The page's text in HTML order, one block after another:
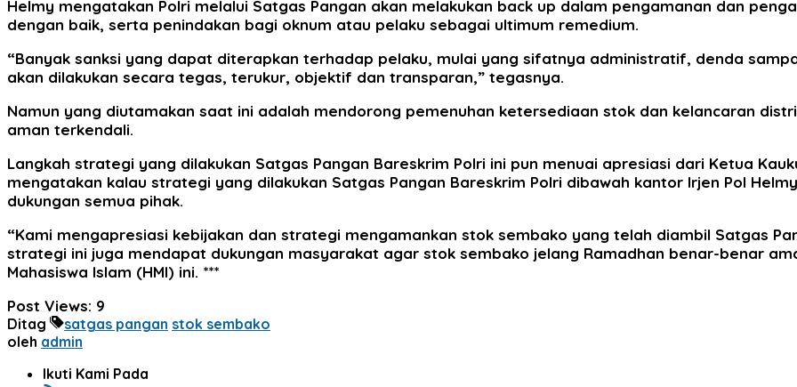
Helmy mengatakan Polri melalui Satgas Pangan akan melakukan back up dalam pengamanan dan
dengan baik, serta penindakan bagi oknum atau pelaku sebagai ultimum remedium.
“Banyak sanksi yang dapat diterapkan terhadap pelaku, mulai yang sifatnya administratif, denda
akan dilakukan secara tegas, terukur, objektif dan transparan,” tegasnya.
Namun yang diutamakan saat ini adalah mendorong pemenuhan ketersediaan stok dan kelancaran
aman terkendali.
Langkah strategi yang dilakukan Satgas Pangan Bareskrim Polri ini pun menuai apresiasi dari Ketua
mengatakan kalau strategi yang dilakukan Satgas Pangan Bareskrim Polri dibawah kantor Irjen Pol
dukungan semua pihak.
“Kami mengapresiasi kebijakan dan strategi mengamankan stok sembako yang telah diambil Satgas
strategi ini juga mendapat dukungan masyarakat agar stok sembako jelang Ramadhan benar-benar
Mahasiswa Islam (HMI) ini. ***
Post Views: 9
Ditag satgas pangan stok sembako
oleh admin
Ikuti Kami Pada